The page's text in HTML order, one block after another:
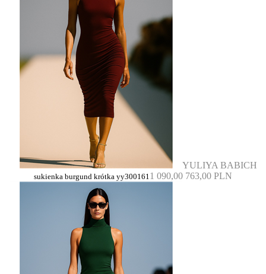
YULIYA BABICH
sukienka burgund krótka yy3001611 090,00 763,00 PLN